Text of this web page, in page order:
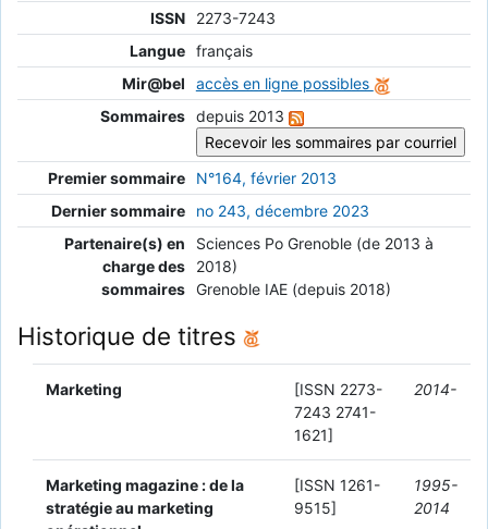
ISSN
2273-7243
Langue français
Mir@bel
accès en ligne possibles
Sommaires depuis 2013
Premier sommaire
N°164, février 2013
Dernier sommaire
no 243, décembre 2023
Partenaire(s) en
charge des
sommaires
Sciences Po Grenoble (de 2013 à
2018)
Grenoble IAE (depuis 2018)
Historique de titres
Marketing
[ISSN 2273-
7243 2741-
1621]
2014-
Marketing magazine : de la
stratégie au marketing
[ISSN 1261-
9515]
1995-
2014